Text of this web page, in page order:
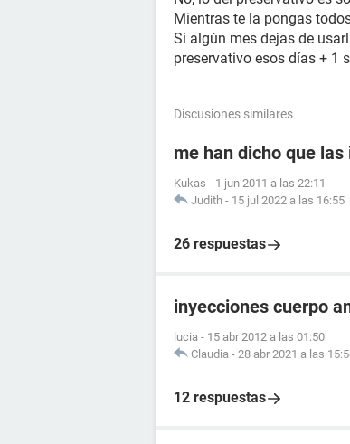
Mientras te la pongas
Si algún mes dejas de
preservativo esos días + 1
Discusiones similares
me han dicho que
Kukas - 1 jun 2011 a las 22:11
Judith - 15 jul 2022 a las 16:55
26 respuestas
inyecciones cuerpo
lucia - 15 abr 2012 a las 01:50
Claudia - 28 abr 2021 a las
12 respuestas